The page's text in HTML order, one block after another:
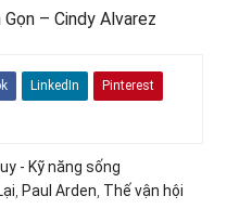
– Cindy Alvarez
LinkedIn Pinterest
- Kỹ năng sống
Paul Arden Thế vận hội